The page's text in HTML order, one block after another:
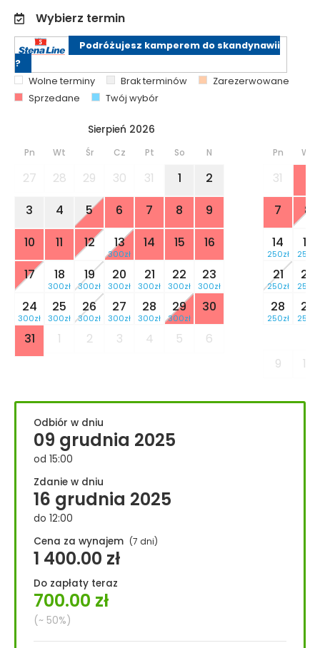
Wybierz termin
Podróżujesz kamperem do skandynawii
?
Wolne terminy
Brak terminów
Zarezerwowane
Sprzedane
Twój wybór
Sierpień 2026
Pn Wt Śr Cz Pt So N
27 28 29 30 31 1
2
3
4 5 6 7 8
9
10
11 12 13
300zł
14 15
16
17
18
300zł
19
300zł
20
300zł
21
300zł
22
300zł
23
300zł
24
300zł
25
300zł
26
300zł
27
300zł
28
300zł
29
300zł
30
31
1 2 3 4 5 6
Pn Wt
31
7
8
14
250zł
15
250zł
21
250zł
22
250zł
28
250zł
29
250zł
9 10
Odbiór w dniu
09 grudnia 2025
od 15:00
Zdanie w dniu
16 grudnia 2025
do 12:00
Cena za wynajem (7 dni)
1 400.00 zł
Do zapłaty teraz
700.00 zł
(~ 50%)